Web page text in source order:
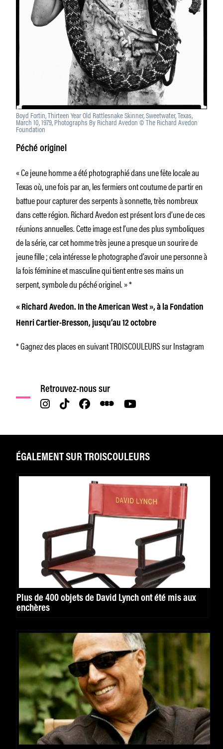
Boyd Fortin, Thirteen Year Old Rattlesnake Skinner, Sweetwater, Texas,
March 10, 1979, Photographs By Richard Avedon © The Richard Avedon
Foundation
Péché originel
« Ce jeune homme a été photographié dans une fête locale au
Texas où, une fois par an, les fermiers ont coutume de partir en
battue pour capturer des serpents à sonnette, très nombreux
dans cette région. Richard Avedon est présent lors d’une de ces
réunions annuelles. Cette image est l’une des plus symboliques
de la série, car cet homme très jeune a presque un sourire de
jeune fille ; cela intéresse le photographe d’avoir une personne à
la fois féminine et masculine qui tient entre ses mains un
serpent, symbole du péché originel. » *
« Richard Avedon. In the American West », à la Fondation
Henri Cartier-Bresson, jusqu’au 12 octobre
* Gagnez des places en suivant TROISCOULEURS sur Instagram
Retrouvez-nous sur
ÉGALEMENT SUR TROISCOULEURS
Plus de 400 objets de David Lynch ont été mis aux
enchères